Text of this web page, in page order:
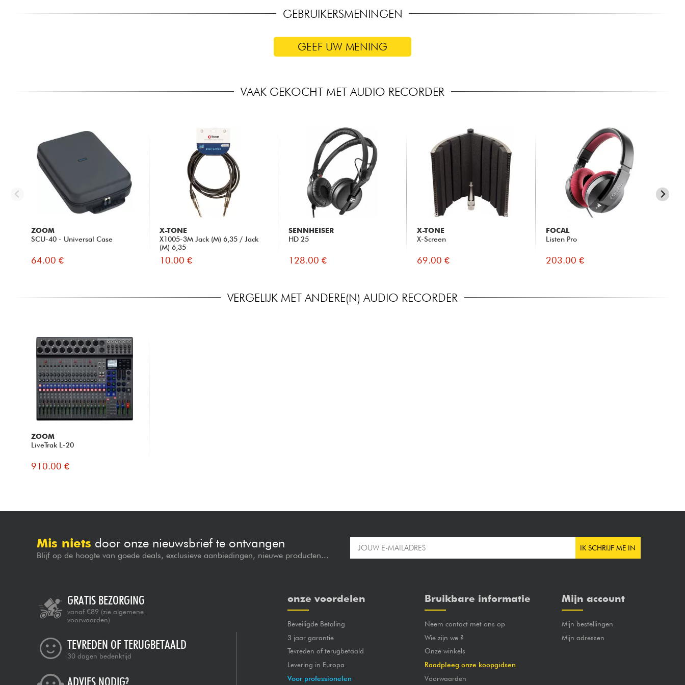
GEBRUIKERSMENINGEN
GEEF UW MENING
VAAK GEKOCHT MET AUDIO RECORDER
ZOOM
SCU-40 - Universal Case
64.00 €
X-TONE
X1005-3M Jack (M) 6,35 / Jack
(M) 6,35
10.00 €
SENNHEISER
HD 25
128.00 €
X-TONE
X-Screen
69.00 €
FOCAL
Listen Pro
203.00 €
VERGELIJK MET ANDERE(N) AUDIO RECORDER
ZOOM
LiveTrak L-20
910.00 €
Mis niets door onze nieuwsbrief te ontvangen
Blijf op de hoogte van goede deals, exclusieve aanbiedingen, nieuwe producten...
IK SCHRIJF ME IN
GRATIS BEZORGING
vanaf €89 (zie algemene
voorwaarden)
TEVREDEN OF TERUGBETAALD
30 dagen bedenktijd
ADVIES NODIG?
onze voordelen
Beveiligde Betaling
3 jaar garantie
Tevreden of terugbetaald
Levering in Europa
Voor professionelen
Bruikbare informatie
Neem contact met ons op
Wie zijn we ?
Onze winkels
Raadpleeg onze koopgidsen
Voorwaarden
Mijn account
Mijn bestellingen
Mijn adressen